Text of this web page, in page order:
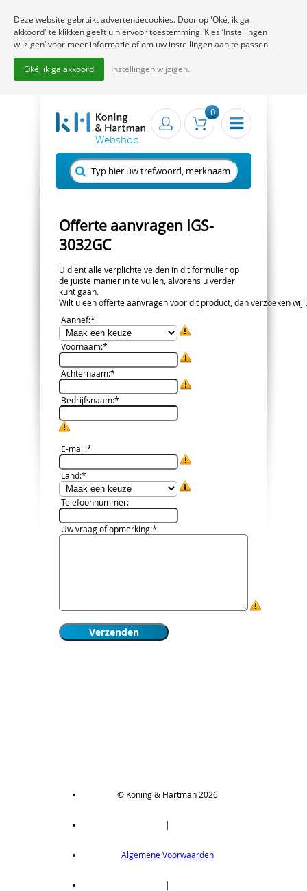
0
Offerte aanvragen IGS-
3032GC
U dient alle verplichte velden in dit formulier op
de juiste manier in te vullen, alvorens u verder
kunt gaan.
Wilt u een offerte aanvragen voor dit product, dan verzoeken
Aanhef:*
Voornaam:*
Achternaam:*
Bedrijfsnaam:*
E-mail:*
Land:*
Telefoonnummer:
Uw vraag of opmerking:*
© Koning & Hartman 2026
|
Algemene Voorwaarden
|
Deze website gebruikt advertentiecookies. Door op 'Oké, ik ga
akkoord' te klikken geeft u hiervoor toestemming. Kies ‘Instellingen
wijzigen’ voor meer informatie of om uw instellingen aan te passen.
Oké, ik ga akkoord Instellingen wijzigen.